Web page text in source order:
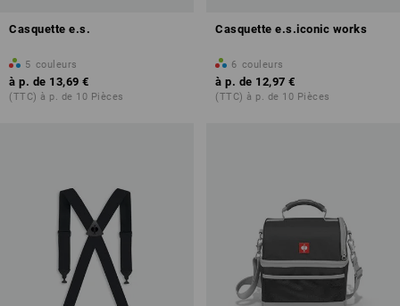
Casquette e.s.
5 couleurs
à p. de 13,69 €
(TTC) à p. de 10 Pièces
Casquette e.s.iconic works
6 couleurs
à p. de 12,97 €
(TTC) à p. de 10 Pièces